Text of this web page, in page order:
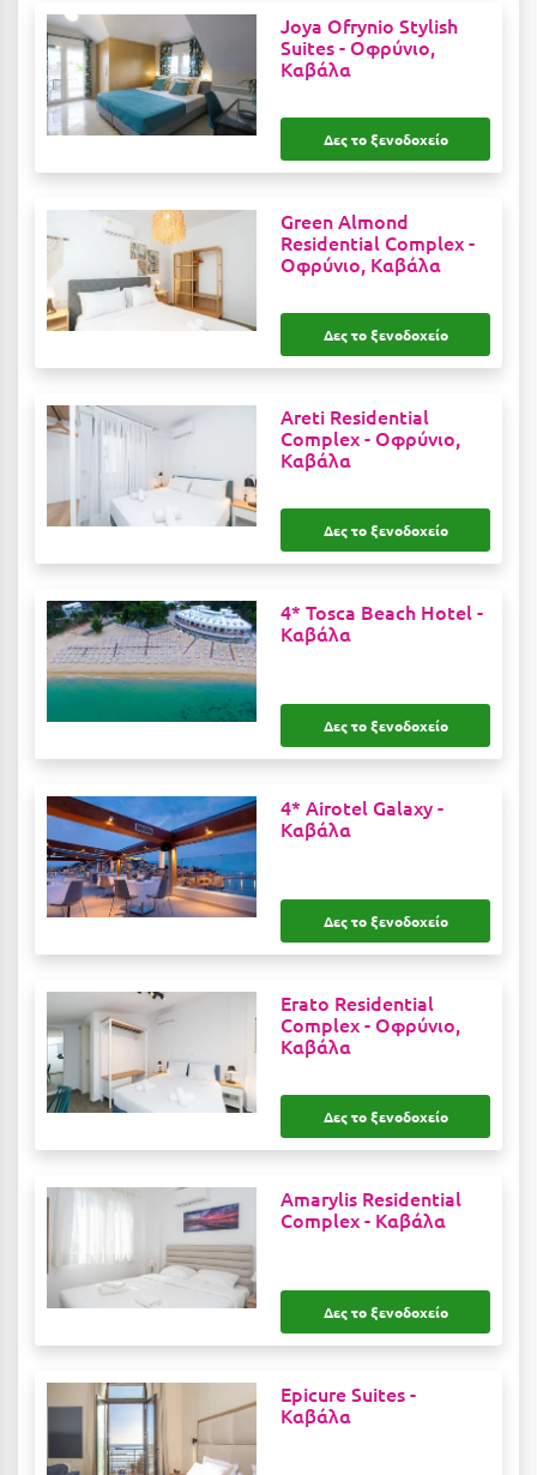
Κάρπαθος
Καρπενήσι
Κάρυστος
Κασσάνδρα
Καστοριά
Κατερίνη
Κέα - Τζιά
Κερατέα
Κεφαλονιά
Κοκκώνι Κορινθίας
Κομοτηνή
Κόνιτσα
Κουρούτα Ηλείας
Κουφονήσια
Κρήτη
Κρουαζιέρες
Κύθηρα
Κυλλήνη
Κύμη Ευβοίας
Κύπρος
Λαγκάδια
Λακόπετρα Αχαΐας
Λακωνία
Joya Ofrynio Stylish
Suites -Οφρύνιο,
Καβάλα
Δες το ξενοδοχείο
Green Almond
Residential Complex -
Οφρύνιο, Καβάλα
Δες το ξενοδοχείο
Areti Residential
Complex -Οφρύνιο,
Καβάλα
Δες το ξενοδοχείο
4* Tosca Beach Hotel -
Καβάλα
Δες το ξενοδοχείο
4* Airotel Galaxy -
Καβάλα
Δες το ξενοδοχείο
Erato Residential
Complex -Οφρύνιο,
Καβάλα
Δες το ξενοδοχείο
Amarylis Residential
Complex - Καβάλα
Δες το ξενοδοχείο
Epicure Suites -
Καβάλα